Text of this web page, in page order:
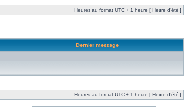
Heures au format UTC + 1 heure [ Heure d’été ]
Dernier message
Heures au format UTC + 1 heure [ Heure d’été ]